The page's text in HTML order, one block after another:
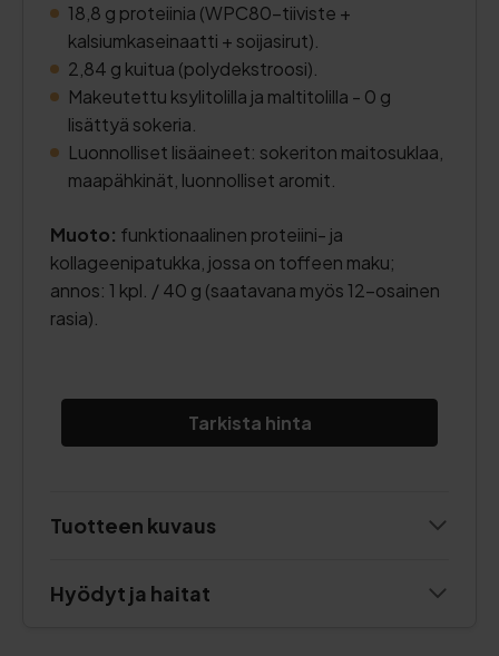
18,8 g proteiinia (WPC80-tiiviste +
kalsiumkaseinaatti + soijasirut).
2,84 g kuitua (polydekstroosi).
Makeutettu ksylitolilla ja maltitolilla - 0 g
lisättyä sokeria.
Luonnolliset lisäaineet: sokeriton maitosuklaa,
maapähkinät, luonnolliset aromit.
Muoto: funktionaalinen proteiini- ja
kollageenipatukka, jossa on toffeen maku;
annos: 1 kpl. / 40 g (saatavana myös 12-osainen
rasia).
Tarkista hinta
Tuotteen kuvaus
Hyödyt ja haitat